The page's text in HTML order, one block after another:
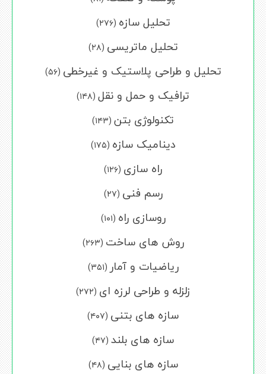
تحلیل سازه (۲۷۶)
تحلیل ماتریسی (۲۸)
تحلیل و طراحی پلاستیک و غیرخطی (۵۶)
ترافیک و حمل و نقل (۱۴۸)
تکنولوژی بتن (۱۴۳)
دینامیک سازه (۱۷۵)
راه سازی (۱۲۶)
رسم فنی (۲۷)
روسازی راه (۱۰۱)
روش های ساخت (۲۶۳)
ریاضیات و آمار (۳۵۱)
زلزله و طراحی لرزه ای (۲۷۲)
سازه های بتنی (۴۰۷)
سازه های بلند (۴۷)
سازه های بنایی (۴۸)